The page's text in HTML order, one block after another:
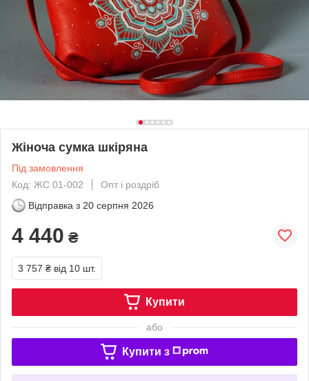
Жіноча сумка шкіряна
Під замовлення
Код: ЖС 01-002
Опт і роздріб
Відправка з 20 серпня 2026
4 440 ₴
3 757 ₴ від 10 шт.
Купити
або
Купити з